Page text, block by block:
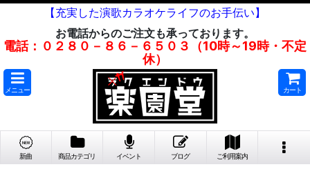
【充実した演歌カラオケライフのお手伝い】
お電話からのご注文も承っております。
電話：０２８０－８６－６５０３（10時～19時・不定
休）
メニュー カート
新曲 商品カテゴリ イベント ブログ ご利用案内